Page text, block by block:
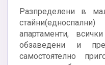
Разпределени в
апартаменти,
обзаведени и
самостоятелно